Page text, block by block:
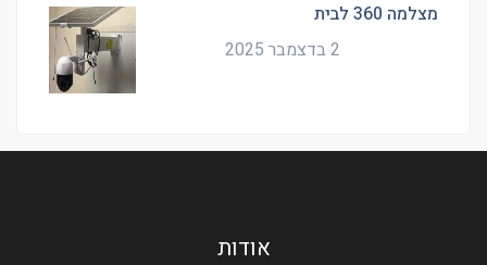
מצלמה 360 לבית
2 בדצמבר 2025
אודות